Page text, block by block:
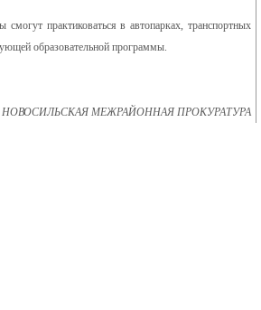
практиковаться в автопарках, транспортных
образовательной программы.
МЕЖРАЙОННАЯ ПРОКУРАТУРА